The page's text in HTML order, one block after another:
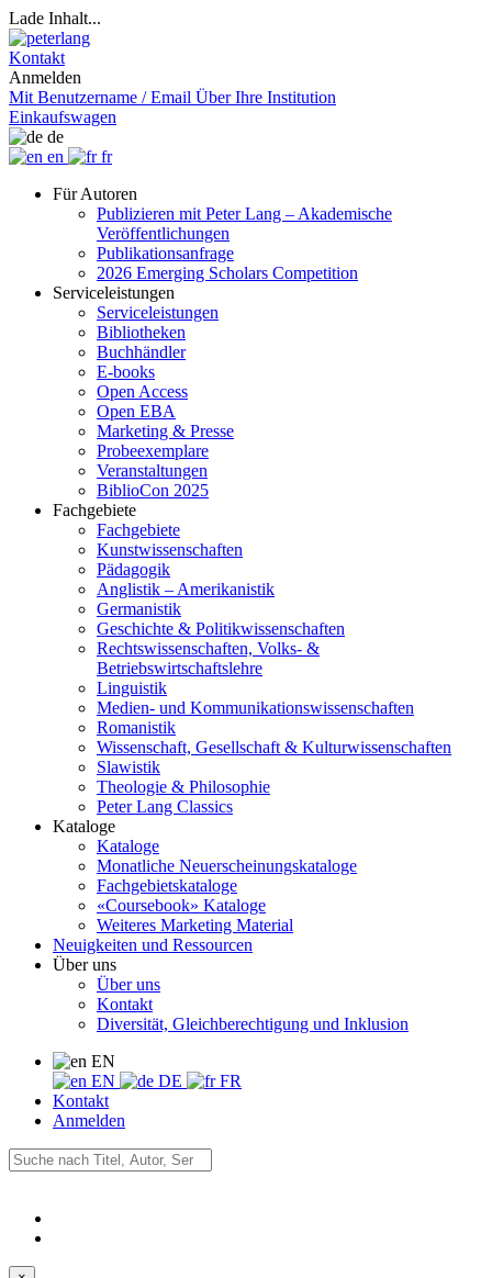
Lade Inhalt...
Kontakt
Anmelden
Mit Benutzername / Email Über Ihre Institution
Einkaufswagen
de
en
fr
Für Autoren
Publizieren mit Peter Lang – Akademische
Veröffentlichungen
Publikationsanfrage
2026 Emerging Scholars Competition
Serviceleistungen
Serviceleistungen
Bibliotheken
Buchhändler
E-books
Open Access
Open EBA
Marketing & Presse
Probeexemplare
Veranstaltungen
BiblioCon 2025
Fachgebiete
Fachgebiete
Kunstwissenschaften
Pädagogik
Anglistik – Amerikanistik
Germanistik
Geschichte & Politikwissenschaften
Rechtswissenschaften, Volks- &
Betriebswirtschaftslehre
Linguistik
Medien- und Kommunikationswissenschaften
Romanistik
Wissenschaft, Gesellschaft & Kulturwissenschaften
Slawistik
Theologie & Philosophie
Peter Lang Classics
Kataloge
Kataloge
Monatliche Neuerscheinungskataloge
Fachgebietskataloge
«Coursebook» Kataloge
Weiteres Marketing Material
Neuigkeiten und Ressourcen
Über uns
Über uns
Kontakt
Diversität, Gleichberechtigung und Inklusion
EN
EN
DE
FR
Kontakt
Anmelden